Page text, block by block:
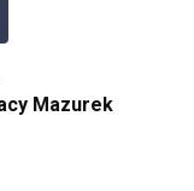
Mazurek